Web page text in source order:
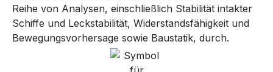
Reihe von Analysen, einschließlich Stabilität intakter
Schiffe und Leckstabilität, Widerstandsfähigkeit und
Bewegungsvorhersage sowie Baustatik, durch.